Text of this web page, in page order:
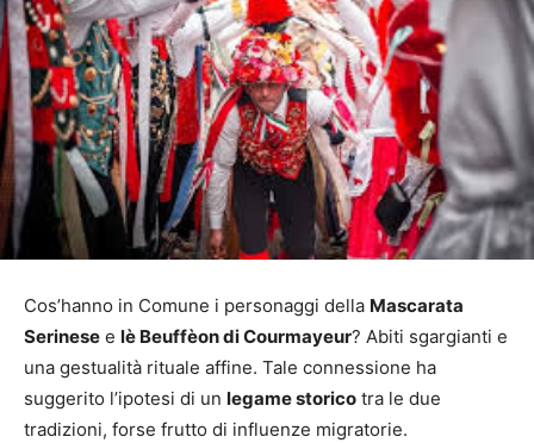
Cos’hanno in Comune i personaggi della Mascarata
Serinese e lè Beuffèon di Courmayeur? Abiti sgargianti e
una gestualità rituale affine. Tale connessione ha
suggerito l’ipotesi di un legame storico tra le due
tradizioni, forse frutto di influenze migratorie.